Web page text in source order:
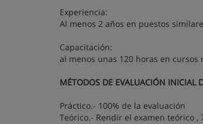
Experiencia:
Al menos 2 años en puestos
Capacitación:
al menos unas 120 horas en
MÉTODOS DE EVALUACIÓN INICIAL
Práctico.- 100% de la evaluación
Teórico.- Rendir el examen teórico ,